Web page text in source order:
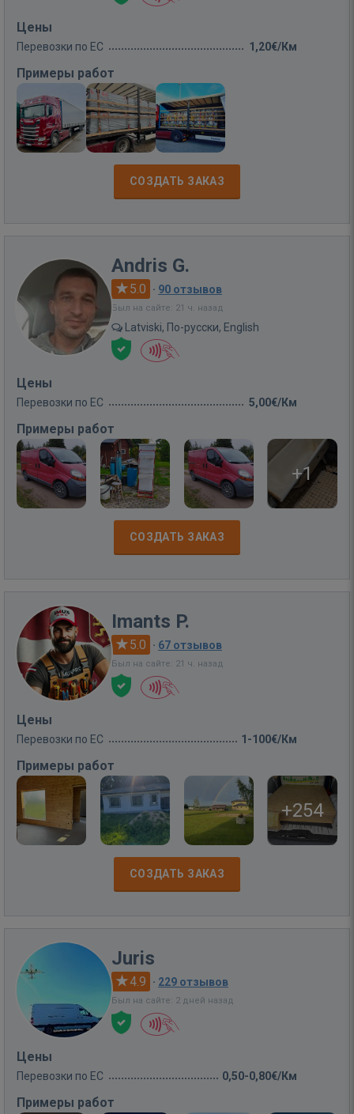
Цены
Перевозки по ЕС 1,20€/Км
Примеры работ
СОЗДАТЬ ЗАКАЗ
Andris G.
5.0 · 90 отзывов
Был на сайте: 21 ч. назад
Latviski, По-русски, English
Цены
Перевозки по ЕС 5,00€/Км
Примеры работ
+1
СОЗДАТЬ ЗАКАЗ
Imants P.
5.0 · 67 отзывов
Был на сайте: 21 ч. назад
Цены
Перевозки по ЕС 1-100€/Км
Примеры работ
+254
СОЗДАТЬ ЗАКАЗ
Juris
4.9 · 229 отзывов
Был на сайте: 2 дней назад
Цены
Перевозки по ЕС 0,50-0,80€/Км
Примеры работ